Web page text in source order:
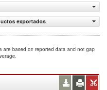
exportados
are based on reported data and not gap